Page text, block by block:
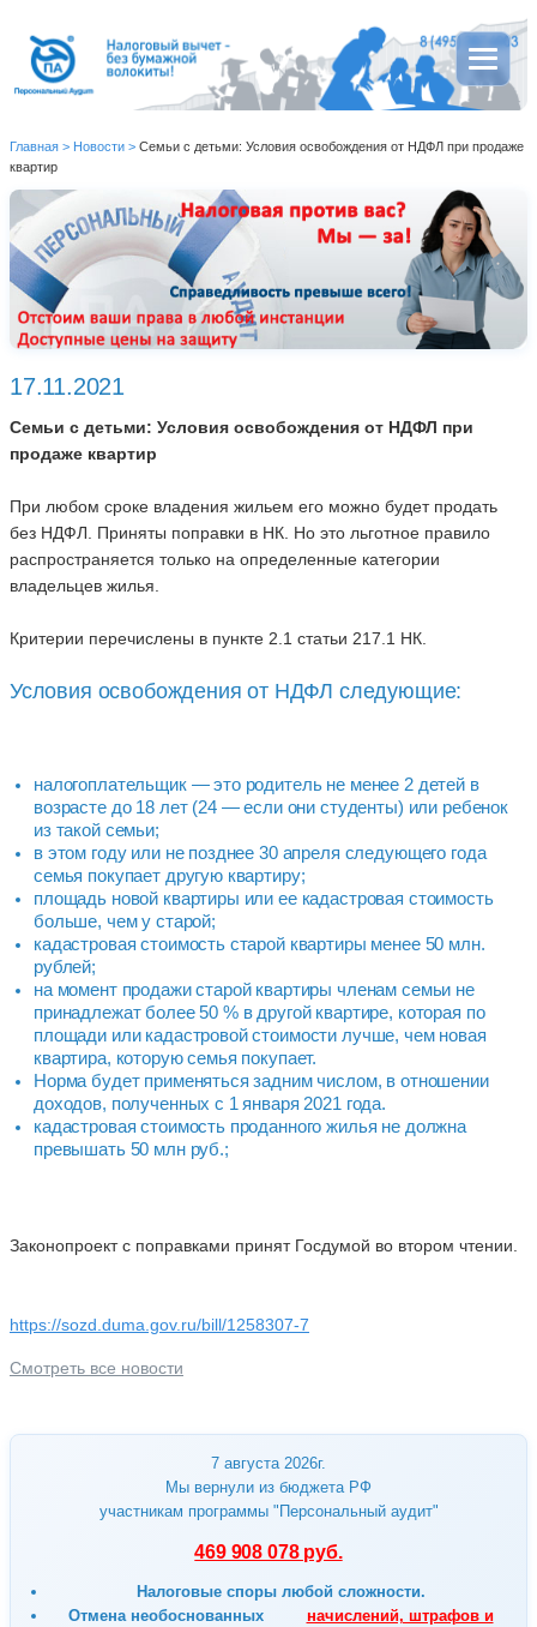
7 августа 2026г.
Мы вернули из бюджета РФ
участникам программы "Персональный аудит"
469 908 078 руб.
Налоговые споры любой сложности.
Отмена необоснованных начислений, штрафов и
Главная > Новости > Семьи с детьми: Условия освобождения от НДФЛ при продаже
квартир
17.11.2021
Семьи с детьми: Условия освобождения от НДФЛ при
продаже квартир
При любом сроке владения жильем его можно будет продать
без НДФЛ. Приняты поправки в НК. Но это льготное правило
распространяется только на определенные категории
владельцев жилья.
Критерии перечислены в пункте 2.1 статьи 217.1 НК.
Условия освобождения от НДФЛ следующие:
налогоплательщик — это родитель не менее 2 детей в
возрасте до 18 лет (24 — если они студенты) или ребенок
из такой семьи;
в этом году или не позднее 30 апреля следующего года
семья покупает другую квартиру;
площадь новой квартиры или ее кадастровая стоимость
больше, чем у старой;
кадастровая стоимость старой квартиры менее 50 млн.
рублей;
на момент продажи старой квартиры членам семьи не
принадлежат более 50 % в другой квартире, которая по
площади или кадастровой стоимости лучше, чем новая
квартира, которую семья покупает.
Норма будет применяться задним числом, в отношении
доходов, полученных с 1 января 2021 года.
кадастровая стоимость проданного жилья не должна
превышать 50 млн руб.;
Законопроект с поправками принят Госдумой во втором чтении.
https://sozd.duma.gov.ru/bill/1258307-7
Смотреть все новости